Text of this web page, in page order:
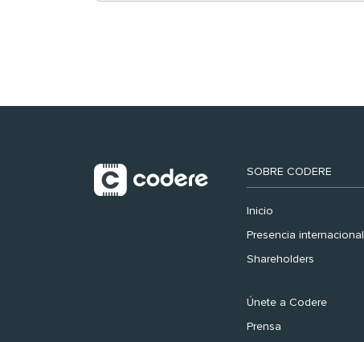
SOBRE CODERE
Inicio
Presencia internacional
Shareholders
Únete a Codere
Prensa